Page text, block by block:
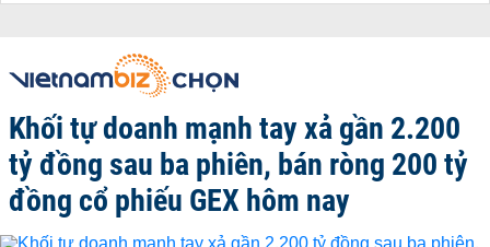
Khối tự doanh mạnh tay xả gần 2.200
tỷ đồng sau ba phiên, bán ròng 200 tỷ
đồng cổ phiếu GEX hôm nay